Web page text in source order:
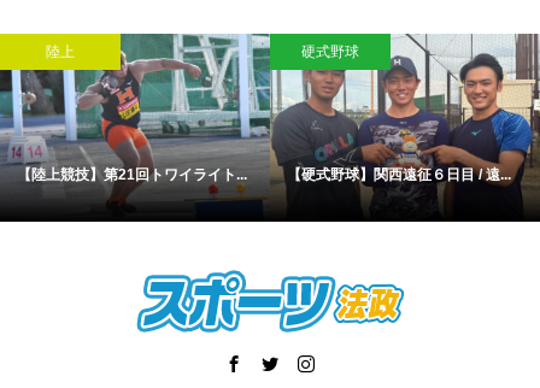
陸上
【陸上競技】第21回トワイライト...
硬式野球
【硬式野球】関西遠征６日目 / 遠...